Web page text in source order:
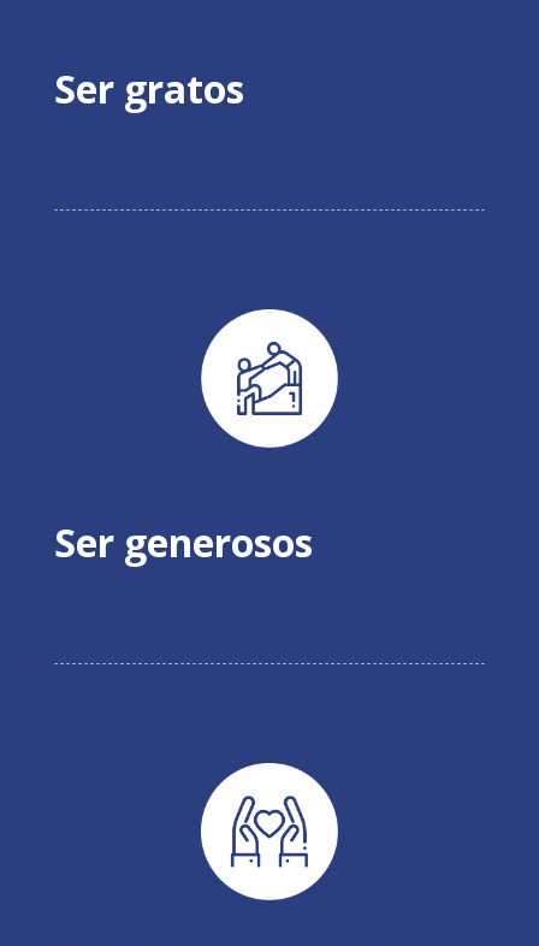
Ser gratos
Ser generosos